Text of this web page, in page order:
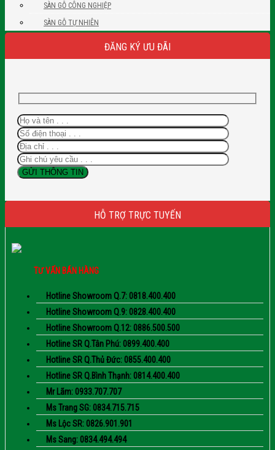
SÀN GỖ CÔNG NGHIỆP
SÀN GỖ TỰ NHIÊN
ĐĂNG KÝ ƯU ĐÃI
HỖ TRỢ TRỰC TUYẾN
TƯ VẤN BÁN HÀNG
Hotline Showroom Q.7: 0818.400.400
Hotline Showroom Q.9: 0828.400.400
Hotline Showroom Q.12: 0886.500.500
Hotline SR Q.Tân Phú: 0899.400.400
Hotline SR Q.Thủ Đức: 0855.400.400
Hotline SR Q.Bình Thạnh: 0814.400.400
Mr Lãm: 0933.707.707
Ms Trang SG: 0834.715.715
Ms Lộc SR: 0826.901.901
Ms Sang: 0834.494.494